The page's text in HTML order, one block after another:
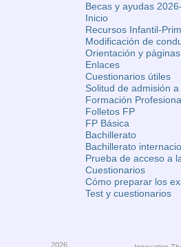
Becas y ayudas
Inicio
Recursos Infantil-
Modificación de
Orientación y
Enlaces
Cuestionarios útiles
Solitud de admisión
Formación
Folletos FP
FP Básica
Bachillerato
Bachillerato
Prueba de acceso a
Cuestionarios
Cómo preparar los
Test y cuestionarios
2026